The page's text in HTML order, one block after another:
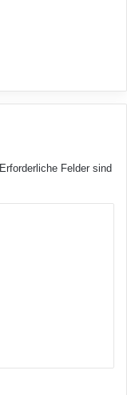
Erforderliche Felder sind